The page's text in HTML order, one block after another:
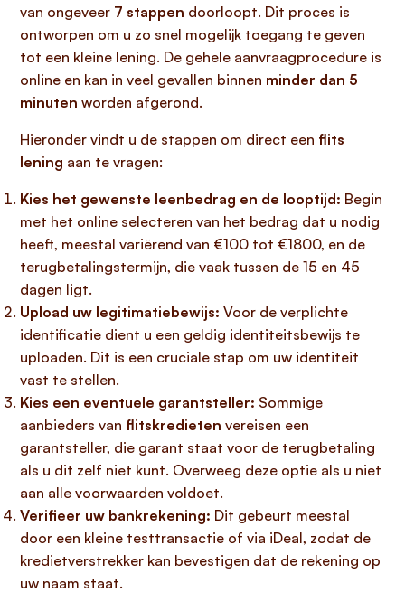
van ongeveer 7 stappen doorloopt. Dit proces is
ontworpen om u zo snel mogelijk toegang te geven
tot een kleine lening. De gehele aanvraagprocedure is
online en kan in veel gevallen binnen minder dan 5
minuten worden afgerond.
Hieronder vindt u de stappen om direct een flits
lening aan te vragen:
Kies het gewenste leenbedrag en de looptijd: Begin
met het online selecteren van het bedrag dat u nodig
heeft, meestal variërend van €100 tot €1800, en de
terugbetalingstermijn, die vaak tussen de 15 en 45
dagen ligt.
Upload uw legitimatiebewijs: Voor de verplichte
identificatie dient u een geldig identiteitsbewijs te
uploaden. Dit is een cruciale stap om uw identiteit
vast te stellen.
Kies een eventuele garantsteller: Sommige
aanbieders van flitskredieten vereisen een
garantsteller, die garant staat voor de terugbetaling
als u dit zelf niet kunt. Overweeg deze optie als u niet
aan alle voorwaarden voldoet.
Verifieer uw bankrekening: Dit gebeurt meestal
door een kleine testtransactie of via iDeal, zodat de
kredietverstrekker kan bevestigen dat de rekening op
uw naam staat.